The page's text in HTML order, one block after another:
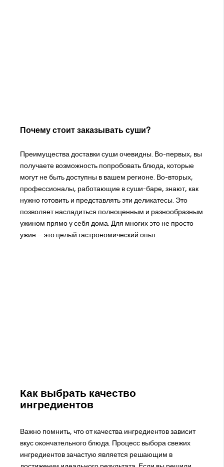
Почему стоит заказывать суши?
Преимущества доставки суши очевидны. Во-первых, вы
получаете возможность попробовать блюда, которые
могут не быть доступны в вашем регионе. Во-вторых,
профессионалы, работающие в суши-баре, знают, как
нужно готовить и представлять эти деликатесы. Это
позволяет насладиться полноценным и разнообразным
ужином прямо у себя дома. Для многих это не просто
ужин — это целый гастрономический опыт.
Как выбрать качество
ингредиентов
Важно помнить, что от качества ингредиентов зависит
вкус окончательного блюда. Процесс выбора свежих
ингредиентов зачастую является решающим в